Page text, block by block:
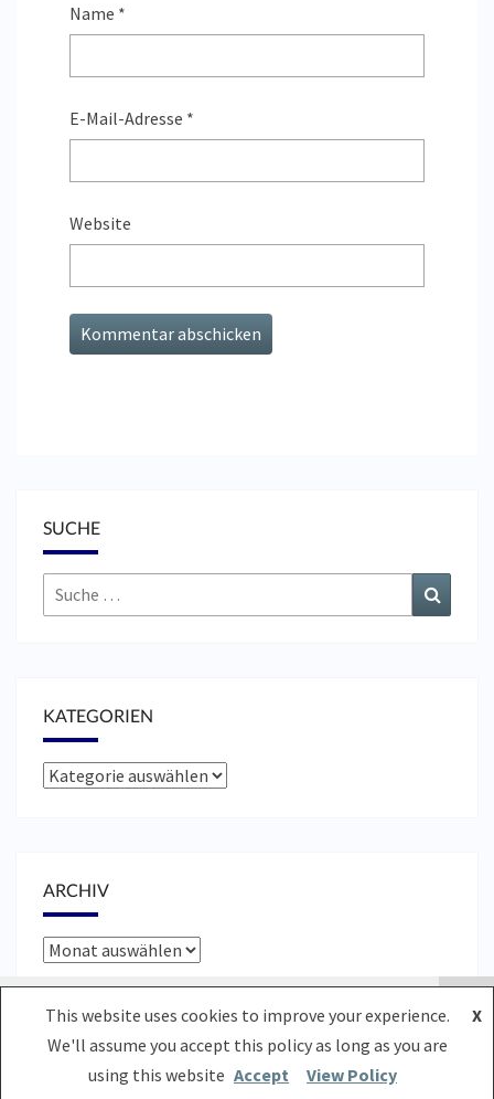
Name *
E-Mail-Adresse *
Website
SUCHE
Suche
nach:
KATEGORIEN
Kategorien
ARCHIV
Archiv
© 2026 |Stolz präsentiert vonWordPress |Theme:Nisarg
This website uses cookies to improve your experience.
We'll assume you accept this policy as long as you are
using this website
X
Accept View Policy
Mit der Nutzung unserer Dienste erklären Sie sich damit
einverstanden, dass wir Cookies verwenden. Weitere
Informationen
OK